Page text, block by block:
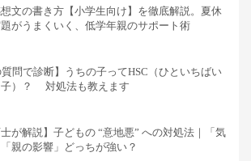
文の書き方【小学生向け】を徹底解説。夏休
がうまくいく、低学年親のサポート術
質問で診断】うちの子ってHSC（ひといちばい
子）？ 対処法も教えます
士が解説】子どもの “意地悪” への対処法｜「気
親の影響」どっちが強い？